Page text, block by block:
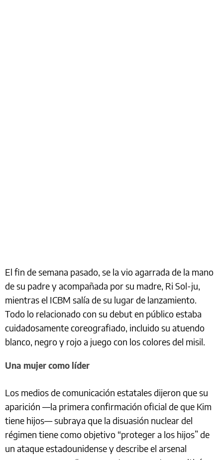
El fin de semana pasado, se la vio agarrada de la mano
de su padre y acompañada por su madre, Ri Sol-ju,
mientras el ICBM salía de su lugar de lanzamiento.
Todo lo relacionado con su debut en público estaba
cuidadosamente coreografiado, incluido su atuendo
blanco, negro y rojo a juego con los colores del misil.
Una mujer como líder
Los medios de comunicación estatales dijeron que su
aparición —la primera confirmación oficial de que Kim
tiene hijos— subraya que la disuasión nuclear del
régimen tiene como objetivo “proteger a los hijos” de
un ataque estadounidense y describe el arsenal